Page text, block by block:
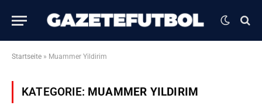
Startseite » Muammer Yildirim
KATEGORIE: MUAMMER YILDIRIM